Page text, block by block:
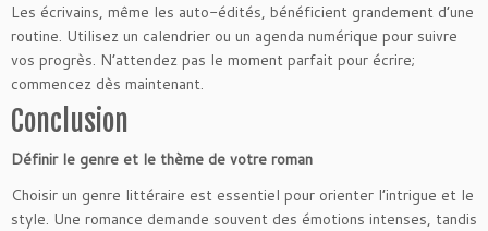
Les écrivains, même les auto-édités, bénéficient grandement d’une
routine. Utilisez un calendrier ou un agenda numérique pour suivre
vos progrès. N’attendez pas le moment parfait pour écrire;
commencez dès maintenant.
Conclusion
Définir le genre et le thème de votre roman
Choisir un genre littéraire est essentiel pour orienter l’intrigue et le
style. Une romance demande souvent des émotions intenses, tandis